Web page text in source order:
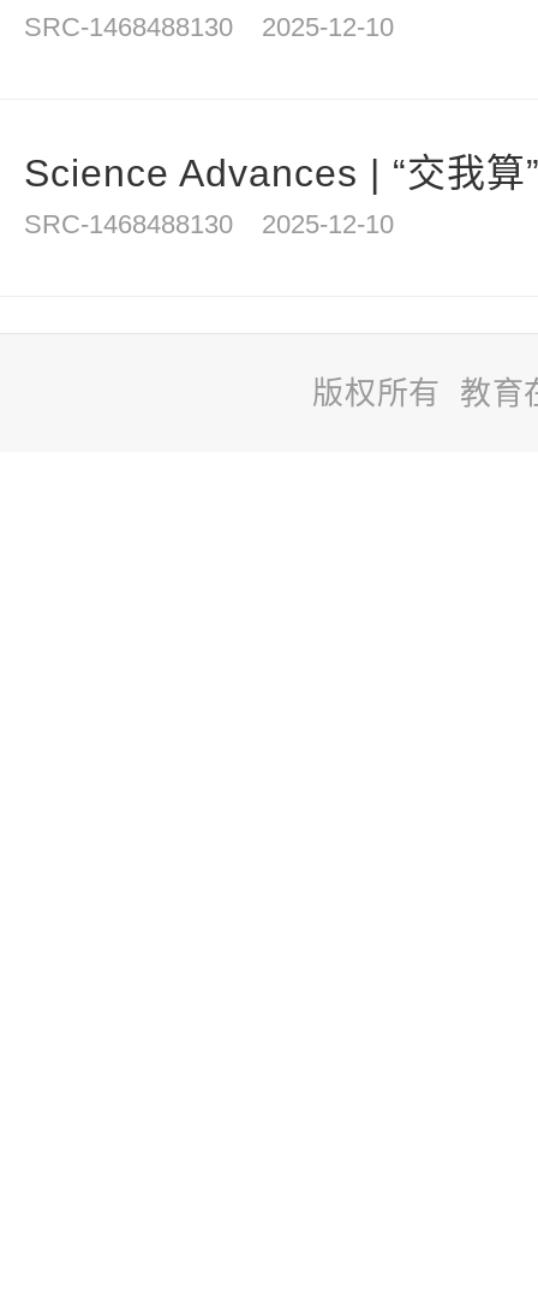
SRC-1468488130 2025-12-10
Science Advances | “交我算
SRC-1468488130 2025-12-10
版权所有 教育